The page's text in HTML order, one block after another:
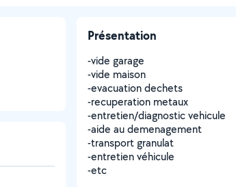
Présentation
-vide garage
-vide maison
-evacuation dechets
-recuperation metaux
-entretien/diagnostic vehicule
-aide au demenagement
-transport granulat
-entretien véhicule
-etc